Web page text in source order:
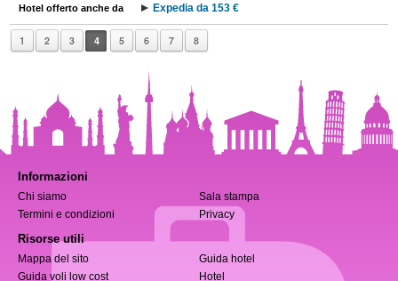
Hotel offerto anche da Expedia da 153 €
1 2 3 4 5 6 7 8
Informazioni
Chi siamo
Sala stampa
Termini e condizioni
Privacy
Risorse utili
Mappa del sito
Guida hotel
Guida voli low cost
Hotel